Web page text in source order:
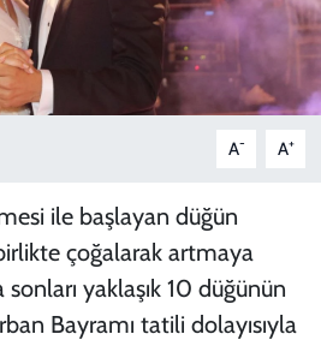
A- A+
ile başlayan düğün
çoğalarak artmaya
yaklaşık 10 düğünün
Bayramı tatili dolayısıyla